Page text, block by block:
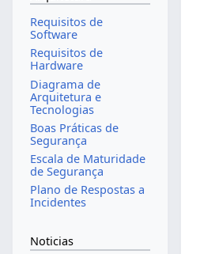
Requisitos de
Software
Requisitos de
Hardware
Diagrama de
Arquitetura e
Tecnologias
Boas Práticas de
Segurança
Escala de Maturidade
de Segurança
Plano de Respostas a
Incidentes
Noticias